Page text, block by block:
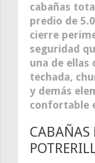
cabañas
predio de
cierre
seguridad
una de ellas
techada,
y demás
confortable